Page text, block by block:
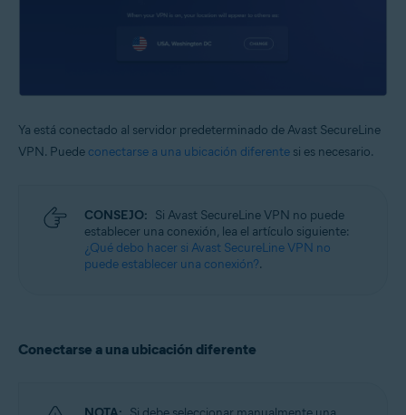
Ya está conectado al servidor predeterminado de Avast SecureLine
VPN. Puede conectarse a una ubicación diferente si es necesario.
CONSEJO: Si Avast SecureLine VPN no puede
establecer una conexión, lea el artículo siguiente:
¿Qué debo hacer si Avast SecureLine VPN no
puede establecer una conexión?.
Conectarse a una ubicación diferente